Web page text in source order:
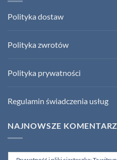
Polityka dostaw
Polityka zwrotów
Polityka prywatności
Regulamin świadczenia usług
NAJNOWSZE